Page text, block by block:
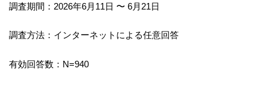
調査期間：2026年6月11日 〜 6月21日
調査方法：インターネットによる任意回答
有効回答数：N=940